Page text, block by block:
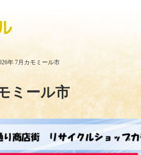
年 7月カモミール市
ミール市